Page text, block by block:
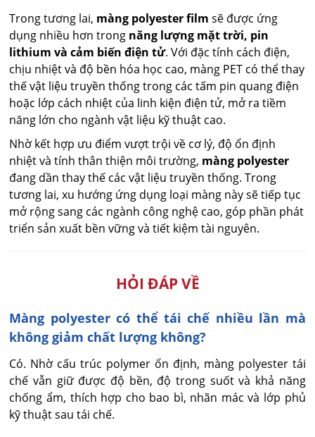
Trong tương lai, màng polyester film sẽ được ứng
dụng nhiều hơn trong năng lượng mặt trời, pin
lithium và cảm biến điện tử. Với đặc tính cách điện,
chịu nhiệt và độ bền hóa học cao, màng PET có thể thay
thế vật liệu truyền thống trong các tấm pin quang điện
hoặc lớp cách nhiệt của linh kiện điện tử, mở ra tiềm
năng lớn cho ngành vật liệu kỹ thuật cao.
Nhờ kết hợp ưu điểm vượt trội về cơ lý, độ ổn định
nhiệt và tính thân thiện môi trường, màng polyester
đang dần thay thế các vật liệu truyền thống. Trong
tương lai, xu hướng ứng dụng loại màng này sẽ tiếp tục
mở rộng sang các ngành công nghệ cao, góp phần phát
triển sản xuất bền vững và tiết kiệm tài nguyên.
HỎI ĐÁP VỀ
Màng polyester có thể tái chế nhiều lần mà
không giảm chất lượng không?
Có. Nhờ cấu trúc polymer ổn định, màng polyester tái
chế vẫn giữ được độ bền, độ trong suốt và khả năng
chống ẩm, thích hợp cho bao bì, nhãn mác và lớp phủ
kỹ thuật sau tái chế.